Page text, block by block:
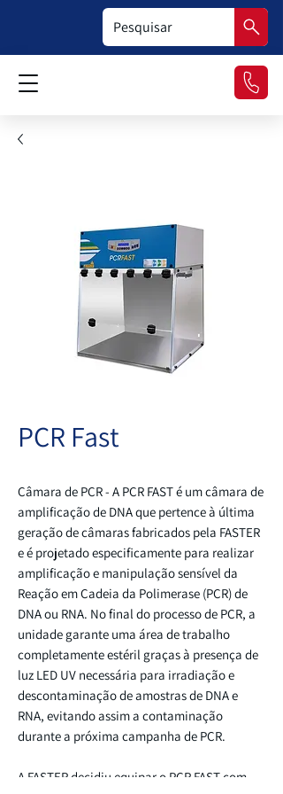
PCR Fast
Câmara de PCR - A PCR FAST é um câmara de
amplificação de DNA que pertence à última
geração de câmaras fabricados pela FASTER
e é projetado especificamente para realizar
amplificação e manipulação sensível da
Reação em Cadeia da Polimerase (PCR) de
DNA ou RNA. No final do processo de PCR, a
unidade garante uma área de trabalho
completamente estéril graças à presença de
luz LED UV necessária para irradiação e
descontaminação de amostras de DNA e
RNA, evitando assim a contaminação
durante a próxima campanha de PCR.
A FASTER decidiu equipar o PCR FAST com